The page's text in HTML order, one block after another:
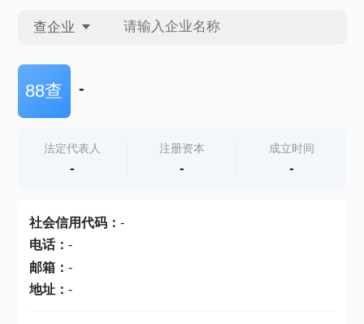
查企业
查企业
查产地
88查 -
法定代表人
-
注册资本
-
成立时间
-
社会信用代码： -
电话： -
邮箱： -
地址： -